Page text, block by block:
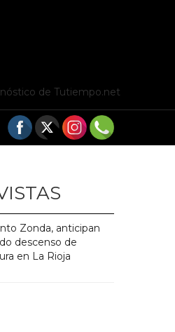
de Tutiempo.net
Zonda, anticipan
descenso de
en La Rioja